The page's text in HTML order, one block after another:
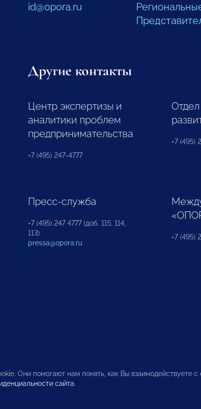
id@opora.ru
Другие контакты
Центр экспертизы и
аналитики проблем
предпринимательства
+7 (495) 247-4777
+7 (495)
Пресс-служба
+7 (495) 247 4777 (доб. 115, 114,
113)
pressa@opora.ru
+7 (495)
Они помогают нам понять, как Вы взаимодействуете с
сайта.